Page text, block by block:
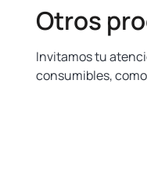
Otros
Invitamos tu
consumibles,